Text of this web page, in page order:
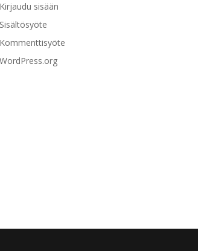
Kirjaudu sisään
Sisältösyöte
Kommenttisyöte
WordPress.org